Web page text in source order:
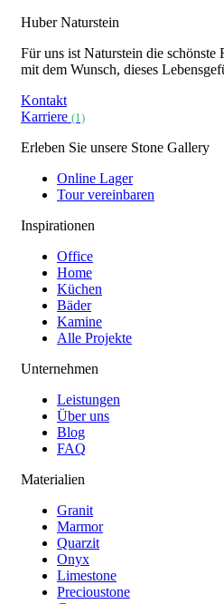
Huber Naturstein
Für uns ist Naturstein die schönste
mit dem Wunsch, dieses
Kontakt
Karriere (1)
Erleben Sie unsere Stone Gallery
Online Lager
Tour vereinbaren
Inspirationen
Office
Home
Küchen
Bäder
Kamine
Alle Projekte
Unternehmen
Leistungen
Über uns
Blog
FAQ
Materialien
Granit
Marmor
Quarzit
Onyx
Limestone
Precioustone